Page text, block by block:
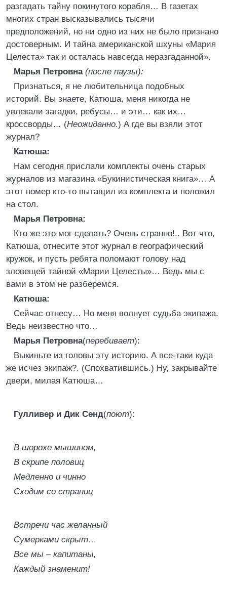
разгадать тайну покинутого корабля… В газетах
многих стран высказывались тысячи
предположений, но ни одно из них не было признано
достоверным. И тайна американской шхуны «Мария
Целеста» так и осталась навсегда неразгаданной».
Марья Петровна (после паузы):
Признаться, я не любительница подобных
историй. Вы знаете, Катюша, меня никогда не
увлекали загадки, ребусы… и эти… как их…
кроссворды… (Неожиданно.) А где вы взяли этот
журнал?
Катюша:
Нам сегодня прислали комплекты очень старых
журналов из магазина «Букинистическая книга»… А
этот номер кто-то вытащил из комплекта и положил
на стол.
Марья Петровна:
Кто же это мог сделать? Очень странно!.. Вот что,
Катюша, отнесите этот журнал в географический
кружок, и пусть ребята поломают голову над
зловещей тайной «Марии Целесты»… Ведь мы с
вами в этом не разберемся.
Катюша:
Сейчас отнесу… Но меня волнует судьба экипажа.
Ведь неизвестно что…
Марья Петровна(перебивает):
Выкиньте из головы эту историю. А все-таки куда
же исчез экипаж?. (Спохватившись.) Ну, закрывайте
двери, милая Катюша…
Гулливер и Дик Сенд(поют):
В шорохе мышином,
В скрипе половиц
Медленно и чинно
Сходим со страниц
Встречи час желанный
Сумерками скрыт…
Все мы – капитаны,
Каждый знаменит!